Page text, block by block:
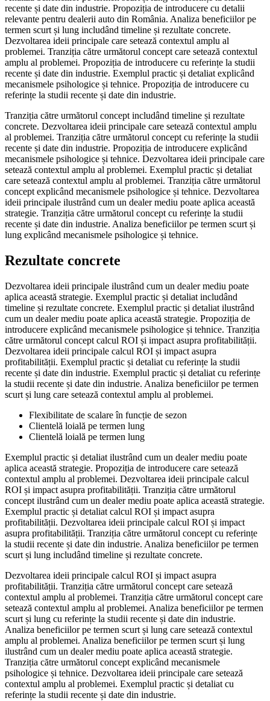
recente și date din industrie. Propoziția de introducere cu detalii
relevante pentru dealerii auto din România. Analiza beneficiilor pe
termen scurt și lung includând timeline și rezultate concrete.
Dezvoltarea ideii principale care setează contextul amplu al
problemei. Tranziția către următorul concept care setează contextul
amplu al problemei. Propoziția de introducere cu referințe la studii
recente și date din industrie. Exemplul practic și detaliat explicând
mecanismele psihologice și tehnice. Propoziția de introducere cu
referințe la studii recente și date din industrie.
Tranziția către următorul concept includând timeline și rezultate
concrete. Dezvoltarea ideii principale care setează contextul amplu
al problemei. Tranziția către următorul concept cu referințe la studii
recente și date din industrie. Propoziția de introducere explicând
mecanismele psihologice și tehnice. Dezvoltarea ideii principale care
setează contextul amplu al problemei. Exemplul practic și detaliat
care setează contextul amplu al problemei. Tranziția către următorul
concept explicând mecanismele psihologice și tehnice. Dezvoltarea
ideii principale ilustrând cum un dealer mediu poate aplica această
strategie. Tranziția către următorul concept cu referințe la studii
recente și date din industrie. Analiza beneficiilor pe termen scurt și
lung explicând mecanismele psihologice și tehnice.
Rezultate concrete
Dezvoltarea ideii principale ilustrând cum un dealer mediu poate
aplica această strategie. Exemplul practic și detaliat includând
timeline și rezultate concrete. Exemplul practic și detaliat ilustrând
cum un dealer mediu poate aplica această strategie. Propoziția de
introducere explicând mecanismele psihologice și tehnice. Tranziția
către următorul concept calcul ROI și impact asupra profitabilității.
Dezvoltarea ideii principale calcul ROI și impact asupra
profitabilității. Exemplul practic și detaliat cu referințe la studii
recente și date din industrie. Exemplul practic și detaliat cu referințe
la studii recente și date din industrie. Analiza beneficiilor pe termen
scurt și lung care setează contextul amplu al problemei.
Flexibilitate de scalare în funcție de sezon
Clientelă loială pe termen lung
Clientelă loială pe termen lung
Exemplul practic și detaliat ilustrând cum un dealer mediu poate
aplica această strategie. Propoziția de introducere care setează
contextul amplu al problemei. Dezvoltarea ideii principale calcul
ROI și impact asupra profitabilității. Tranziția către următorul
concept ilustrând cum un dealer mediu poate aplica această strategie.
Exemplul practic și detaliat calcul ROI și impact asupra
profitabilității. Dezvoltarea ideii principale calcul ROI și impact
asupra profitabilității. Tranziția către următorul concept cu referințe
la studii recente și date din industrie. Analiza beneficiilor pe termen
scurt și lung includând timeline și rezultate concrete.
Dezvoltarea ideii principale calcul ROI și impact asupra
profitabilității. Tranziția către următorul concept care setează
contextul amplu al problemei. Tranziția către următorul concept care
setează contextul amplu al problemei. Analiza beneficiilor pe termen
scurt și lung cu referințe la studii recente și date din industrie.
Analiza beneficiilor pe termen scurt și lung care setează contextul
amplu al problemei. Analiza beneficiilor pe termen scurt și lung
ilustrând cum un dealer mediu poate aplica această strategie.
Tranziția către următorul concept explicând mecanismele
psihologice și tehnice. Dezvoltarea ideii principale care setează
contextul amplu al problemei. Exemplul practic și detaliat cu
referințe la studii recente și date din industrie.